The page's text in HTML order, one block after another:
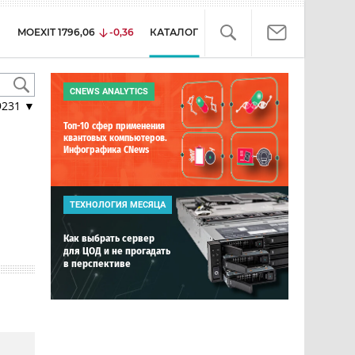
MOEXIT 1796,06 -0,36 КАТАЛОГ
▼
CNEWS ANALYTICS
Топ-10 сфер применения
квантовых компьютеров.
Инфографика CNews
ТЕХНОЛОГИЯ МЕСЯЦА
Как выбрать сервер
для ЦОД и не прогадать
в перспективе